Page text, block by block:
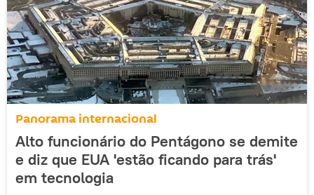
Panorama internacional
Alto funcionário do Pentágono se demite
e diz que EUA 'estão ficando para trás'
em tecnologia